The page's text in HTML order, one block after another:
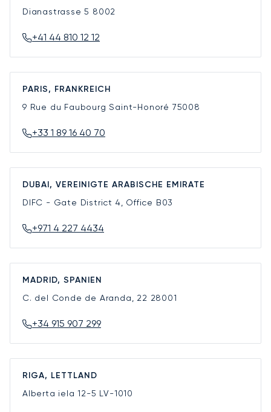
Dianastrasse 5 8002
+41 44 810 12 12
PARIS, FRANKREICH
9 Rue du Faubourg Saint-Honoré 75008
+33 1 89 16 40 70
DUBAI, VEREINIGTE ARABISCHE EMIRATE
DIFC - Gate District 4, Office B03
+971 4 227 4434
MADRID, SPANIEN
C. del Conde de Aranda, 22 28001
+34 915 907 299
RIGA, LETTLAND
Alberta iela 12-5 LV-1010